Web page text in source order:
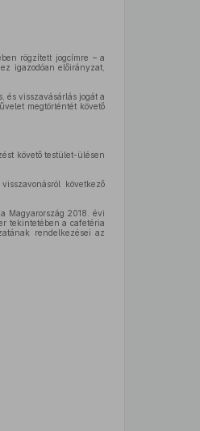
rögzített jogcímre – a
igazodóan előirányzat,
és visszavásárlás jogát a
megtörténtét követő
követő testület-ülésen
következő
Magyarország 2018. évi
tekintetében a cafetéria
rendelkezései az